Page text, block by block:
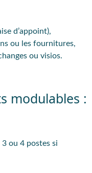
d’appoint),
ou les fournitures,
ou visios.
modulables :
ou 4 postes si